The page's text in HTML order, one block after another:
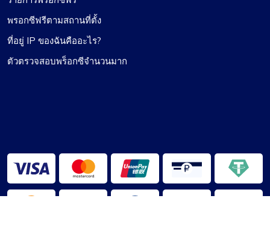
พรอกซีฟรีตามสถานที่ตั้ง
ที่อยู่ IP ของฉันคืออะไร?
ตัวตรวจสอบพร็อกซีจำนวนมาก